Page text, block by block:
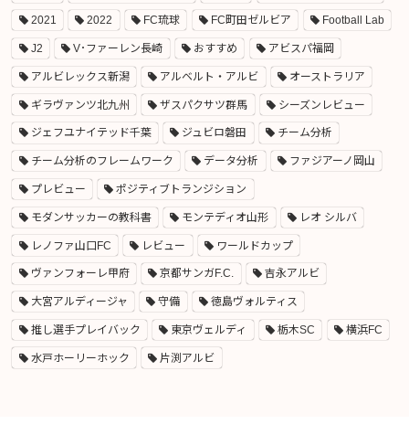
2021 2022 FC琉球 FC町田ゼルビア Football Lab
J2 V･ファーレン長崎 おすすめ アビスパ福岡
アルビレックス新潟 アルベルト・アルビ オーストラリア
ギラヴァンツ北九州 ザスパクサツ群馬 シーズンレビュー
ジェフユナイテッド千葉 ジュビロ磐田 チーム分析
チーム分析のフレームワーク データ分析 ファジアーノ岡山
プレビュー ポジティブトランジション
モダンサッカーの教科書 モンテディオ山形 レオ シルバ
レノファ山口FC レビュー ワールドカップ
ヴァンフォーレ甲府 京都サンガF.C. 吉永アルビ
大宮アルディージャ 守備 徳島ヴォルティス
推し選手プレイバック 東京ヴェルディ 栃木SC 横浜FC
水戸ホーリーホック 片渕アルビ